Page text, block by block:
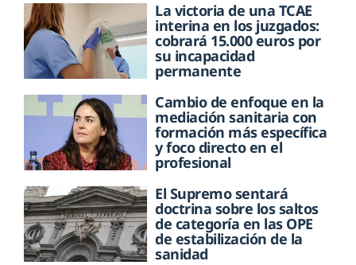
La victoria de una TCAE
interina en los juzgados:
cobrará 15.000 euros por
su incapacidad
permanente
Cambio de enfoque en la
mediación sanitaria con
formación más específica
y foco directo en el
profesional
El Supremo sentará
doctrina sobre los saltos
de categoría en las OPE
de estabilización de la
sanidad